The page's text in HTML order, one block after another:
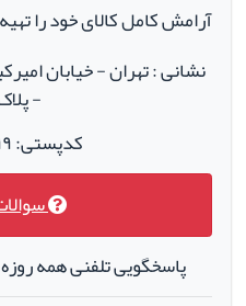
آرامش کامل کالای خود را
نشانی : تهران - خیابان
- پلاک
کدپستی: ۱۱۴۱۷۱۵۷۹۹
پاسخگویی تلفنی همه روزه از ساعت